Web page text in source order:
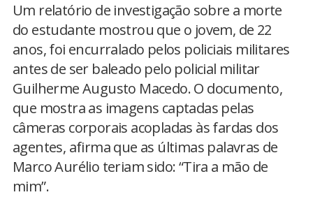
Um relatório de investigação sobre a morte
do estudante mostrou que o jovem, de 22
anos, foi encurralado pelos policiais militares
antes de ser baleado pelo policial militar
Guilherme Augusto Macedo. O documento,
que mostra as imagens captadas pelas
câmeras corporais acopladas às fardas dos
agentes, afirma que as últimas palavras de
Marco Aurélio teriam sido: “Tira a mão de
mim”.